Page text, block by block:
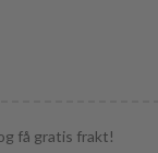
få gratis frakt!